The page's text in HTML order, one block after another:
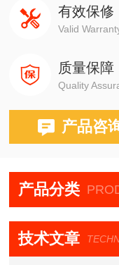
赛默飞
瓦里安3800系列
布鲁克
仪，北分瑞
有效保修
Valid
质量保障
Quality
产品咨
产品分类
技术文章